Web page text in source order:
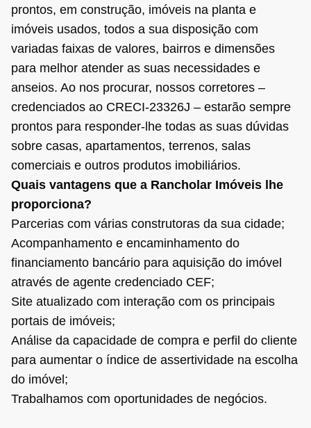
prontos, em construção, imóveis na planta e
imóveis usados, todos a sua disposição com
variadas faixas de valores, bairros e dimensões
para melhor atender as suas necessidades e
anseios. Ao nos procurar, nossos corretores –
credenciados ao CRECI-23326J – estarão sempre
prontos para responder-lhe todas as suas dúvidas
sobre casas, apartamentos, terrenos, salas
comerciais e outros produtos imobiliários.
Quais vantagens que a Rancholar Imóveis lhe
proporciona?
Parcerias com várias construtoras da sua cidade;
Acompanhamento e encaminhamento do
financiamento bancário para aquisição do imóvel
através de agente credenciado CEF;
Site atualizado com interação com os principais
portais de imóveis;
Análise da capacidade de compra e perfil do cliente
para aumentar o índice de assertividade na escolha
do imóvel;
Trabalhamos com oportunidades de negócios.